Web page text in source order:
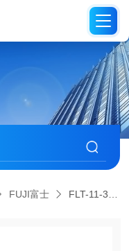
FUJI富士 FLT-11-3 BF日本FUJI富士断气式脉冲扳手